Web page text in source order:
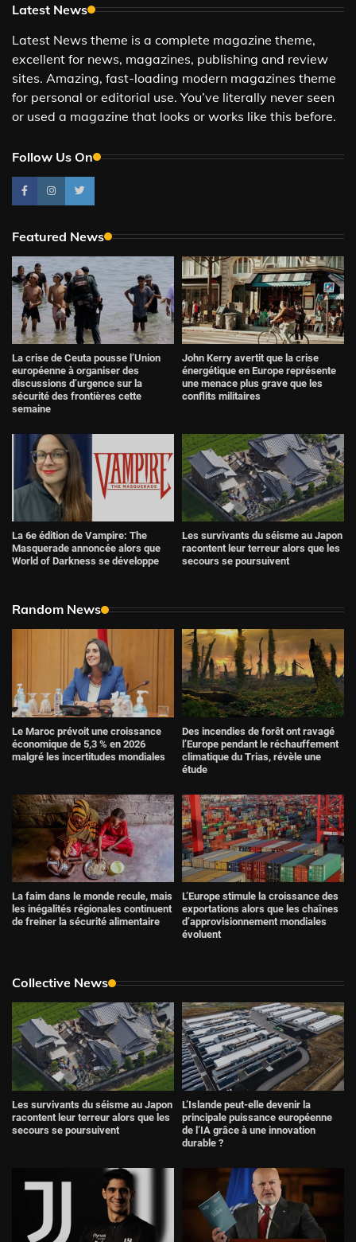
Latest News
Latest News theme is a complete magazine theme,
excellent for news, magazines, publishing and review
sites. Amazing, fast-loading modern magazines theme
for personal or editorial use. You’ve literally never seen
or used a magazine that looks or works like this before.
Follow Us On
Featured News
La crise de Ceuta pousse l’Union
européenne à organiser des
discussions d’urgence sur la
sécurité des frontières cette
semaine
John Kerry avertit que la crise
énergétique en Europe représente
une menace plus grave que les
conflits militaires
La 6e édition de Vampire: The
Masquerade annoncée alors que
World of Darkness se développe
Les survivants du séisme au Japon
racontent leur terreur alors que les
secours se poursuivent
Random News
Le Maroc prévoit une croissance
économique de 5,3 % en 2026
malgré les incertitudes mondiales
Des incendies de forêt ont ravagé
l’Europe pendant le réchauffement
climatique du Trias, révèle une
étude
La faim dans le monde recule, mais
les inégalités régionales continuent
de freiner la sécurité alimentaire
L’Europe stimule la croissance des
exportations alors que les chaînes
d’approvisionnement mondiales
évoluent
Collective News
Les survivants du séisme au Japon
racontent leur terreur alors que les
secours se poursuivent
L’Islande peut-elle devenir la
principale puissance européenne
de l’IA grâce à une innovation
durable ?